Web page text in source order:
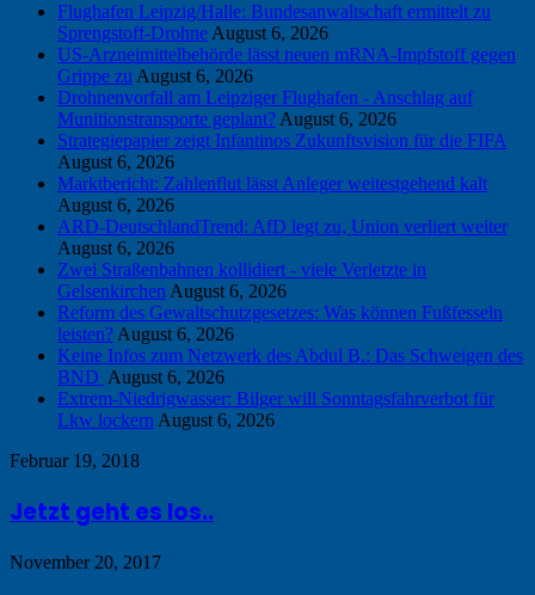
Flughafen Leipzig/Halle: Bundesanwaltschaft ermittelt zu
Sprengstoff-Drohne August 6, 2026
US-Arzneimittelbehörde lässt neuen mRNA-Impfstoff gegen
Grippe zu August 6, 2026
Drohnenvorfall am Leipziger Flughafen - Anschlag auf
Munitionstransporte geplant? August 6, 2026
Strategiepapier zeigt Infantinos Zukunftsvision für die FIFA
August 6, 2026
Marktbericht: Zahlenflut lässt Anleger weitestgehend kalt
August 6, 2026
ARD-DeutschlandTrend: AfD legt zu, Union verliert weiter
August 6, 2026
Zwei Straßenbahnen kollidiert - viele Verletzte in
Gelsenkirchen August 6, 2026
Reform des Gewaltschutzgesetzes: Was können Fußfesseln
leisten? August 6, 2026
Keine Infos zum Netzwerk des Abdul B.: Das Schweigen des
BND August 6, 2026
Extrem-Niedrigwasser: Bilger will Sonntagsfahrverbot für
Lkw lockern August 6, 2026
Februar 19, 2018
Jetzt geht es los..
November 20, 2017